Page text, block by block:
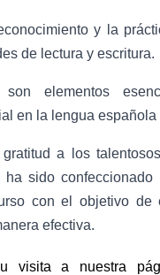
y la
de lectura y escritura.
elementos
en la lengua
a los
sido
con el objetivo de
efectiva.
visita a nuestra